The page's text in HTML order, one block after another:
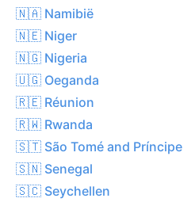
🇳🇦 Namibië
🇳🇪 Niger
🇳🇬 Nigeria
🇺🇬 Oeganda
🇷🇪 Réunion
🇷🇼 Rwanda
🇸🇹 São Tomé and Príncipe
🇸🇳 Senegal
🇸🇨 Seychellen